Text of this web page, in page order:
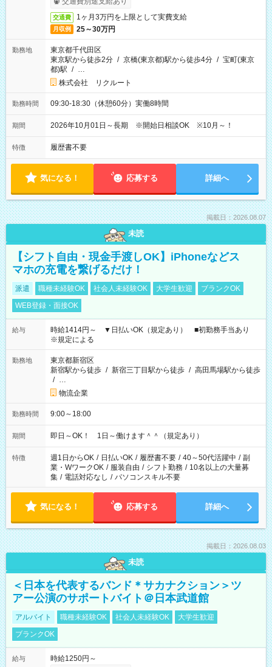
交通費 1ヶ月3万円を上限として実費支給
月収例 25～30万円
勤務地
東京都千代田区
東京駅から徒歩2分 / 京橋(東京都)駅から徒歩4分 / 宝町(東京
都)駅 / …
株式会社 リクルート
勤務時間 09:30-18:30（休憩60分）実働8時間
期間 2026年10月01日～長期 ※開始日相談OK ※10月～！
特徴 履歴書不要
気になる！ 応募する 詳細へ
掲載日：2026.08.07
未読
【シフト自由・現金手渡しOK】iPhoneなどス
マホの充電を繋げるだけ！
派遣 職種未経験OK 社会人未経験OK 大学生歓迎
ブランクOK
WEB登録・面接OK
給与
時給1414円～ ▼日払いOK（規定あり） ■初勤務手当あり
※規定による
勤務地
東京都新宿区
新宿駅から徒歩 / 新宿三丁目駅から徒歩 / 高田馬場駅から徒歩
/ …
物流企業
勤務時間 9:00～18:00
期間 即日～OK！ 1日～働けます＾＾（規定あり）
特徴 週1日からOK / 日払いOK / 履歴書不要 / 40～50代活躍中 / 副
業・WワークOK / 服装自由 / シフト勤務 / 10名以上の大量募
集 / 電話対応なし / パソコンスキル不要
気になる！ 応募する 詳細へ
掲載日：2026.08.03
未読
＜日本を代表するバンド＊サカナクション＞ツ
アー公演のサポートバイト＠日本武道館
アルバイト 職種未経験OK 社会人未経験OK
大学生歓迎
ブランクOK
給与
時給1250円～